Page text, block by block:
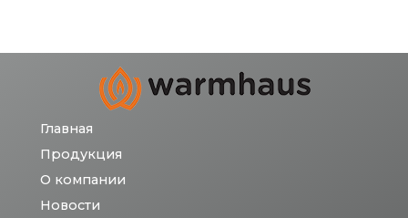
Главная
Продукция
О компании
Новости